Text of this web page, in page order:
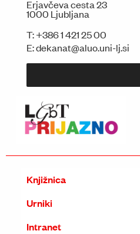
Erjavčeva cesta 23
1000 Ljubljana
T:+386 1 421 25 00
E:dekanat@aluo.uni-lj.si
Knjižnica
Urniki
Intranet